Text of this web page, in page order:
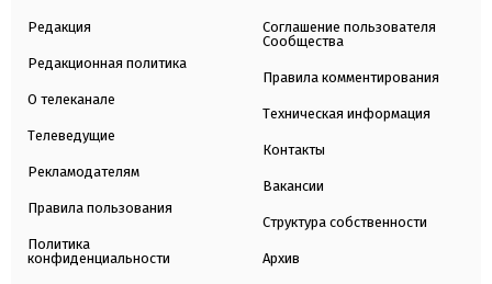
Редакция
Редакционная политика
О телеканале
Телеведущие
Рекламодателям
Правила пользования
Политика
конфиденциальности
Соглашение пользователя
Сообщества
Правила комментирования
Техническая информация
Контакты
Вакансии
Структура собственности
Архив